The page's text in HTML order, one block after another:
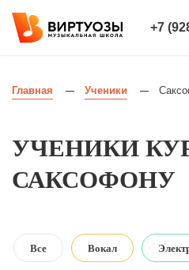
+7
Главная — Ученики —
УЧЕНИКИ
САКСОФОНУ
Все Вокал